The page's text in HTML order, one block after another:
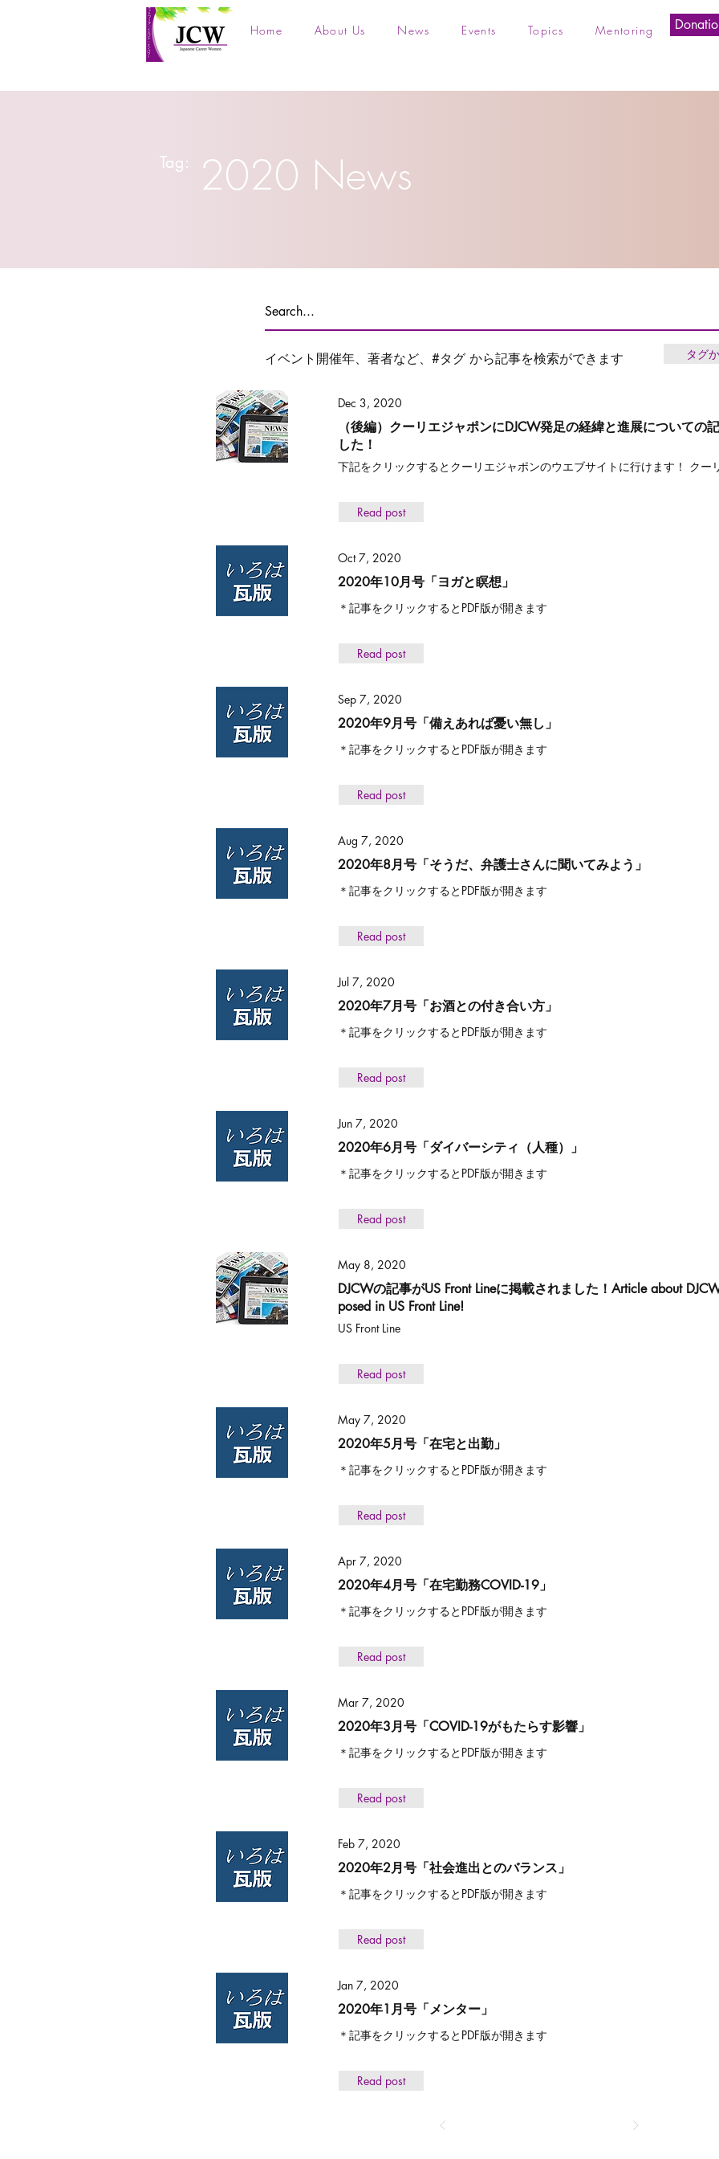
Home About Us News Events Topics Mentoring
Tag: 2020 News
イベント開催年、著者など、#タグ から記事を検索ができます タグ
（後編）クーリエジャポンにDJCW発足の経緯と進展についての
した！
Dec 3, 2020
下記をクリックするとクーリエジャポンのウエブサイトに行けます！ クー
Read post
2020年10月号「ヨガと瞑想」
Oct 7, 2020
＊記事をクリックするとPDF版が開きます
Read post
2020年9月号「備えあれば憂い無し」
Sep 7, 2020
＊記事をクリックするとPDF版が開きます
Read post
2020年8月号「そうだ、弁護士さんに聞いてみよう」
Aug 7, 2020
＊記事をクリックするとPDF版が開きます
Read post
2020年7月号「お酒との付き合い方」
Jul 7, 2020
＊記事をクリックするとPDF版が開きます
Read post
2020年6月号「ダイバーシティ（人種）」
Jun 7, 2020
＊記事をクリックするとPDF版が開きます
Read post
DJCWの記事がUS Front Lineに掲載されました！Article about
posed in US Front Line!
May 8, 2020
US Front Line
Read post
2020年5月号「在宅と出勤」
May 7, 2020
＊記事をクリックするとPDF版が開きます
Read post
2020年4月号「在宅勤務COVID-19」
Apr 7, 2020
＊記事をクリックするとPDF版が開きます
Read post
2020年3月号「COVID-19がもたらす影響」
Mar 7, 2020
＊記事をクリックするとPDF版が開きます
Read post
2020年2月号「社会進出とのバランス」
Feb 7, 2020
＊記事をクリックするとPDF版が開きます
Read post
2020年1月号「メンター」
Jan 7, 2020
＊記事をクリックするとPDF版が開きます
Read post